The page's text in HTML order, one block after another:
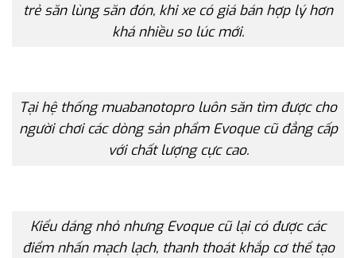
trẻ săn lùng săn đón, khi xe có giá bán hợp lý hơn
khá nhiều so lúc mới.
Tại hệ thống muabanotopro luôn săn tìm được cho
người chơi các dòng sản phẩm Evoque cũ đẳng cấp
với chất lượng cực cao.
Kiểu dáng nhỏ nhưng Evoque cũ lại có được các
điểm nhấn mạch lạch, thanh thoát khắp cơ thể tạo